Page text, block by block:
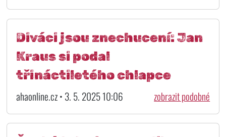
Diváci jsou znechucení: Jan
Kraus si podal
třináctiletého chlapce
ahaonline.cz • 3. 5. 2025 10:06 zobrazit podobné